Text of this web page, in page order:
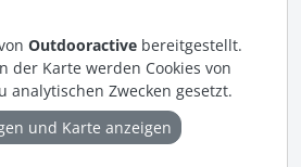
Outdooractive bereitgestellt.
der Karte werden Cookies von
analytischen Zwecken gesetzt.
und Karte anzeigen